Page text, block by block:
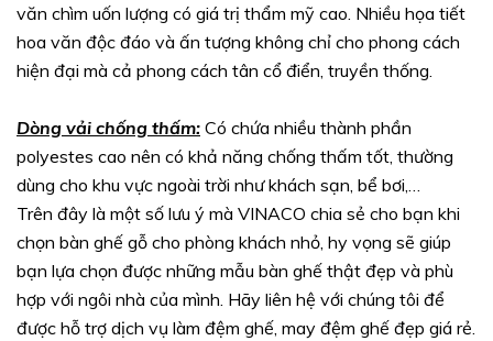
văn chìm uốn lượng có giá trị thẩm mỹ cao. Nhiều họa tiết
hoa văn độc đáo và ấn tượng không chỉ cho phong cách
hiện đại mà cả phong cách tân cổ điển, truyền thống.
Dòng vải chống thấm: Có chứa nhiều thành phần
polyestes cao nên có khả năng chống thấm tốt, thường
dùng cho khu vực ngoài trời như khách sạn, bể bơi,…
Trên đây là một số lưu ý mà VINACO chia sẻ cho bạn khi
chọn bàn ghế gỗ cho phòng khách nhỏ, hy vọng sẽ giúp
bạn lựa chọn được những mẫu bàn ghế thật đẹp và phù
hợp với ngôi nhà của mình. Hãy liên hệ với chúng tôi để
được hỗ trợ dịch vụ làm đệm ghế, may đệm ghế đẹp giá rẻ.